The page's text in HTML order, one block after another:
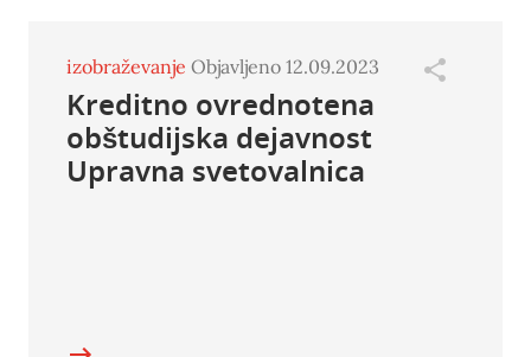
izobraževanje Objavljeno 12.09.2023
Kreditno ovrednotena
obštudijska dejavnost
Upravna svetovalnica